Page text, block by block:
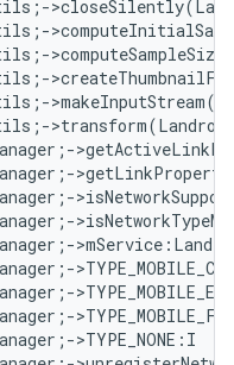
>TYPE_NONE:I